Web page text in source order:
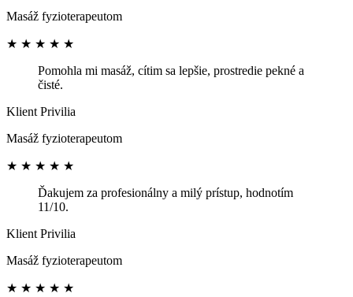
Masáž fyzioterapeutom
★ ★ ★ ★ ★
Pomohla mi masáž, cítim sa lepšie, prostredie pekné a
čisté.
Klient Privilia
Masáž fyzioterapeutom
★ ★ ★ ★ ★
Ďakujem za profesionálny a milý prístup, hodnotím
11/10.
Klient Privilia
Masáž fyzioterapeutom
★ ★ ★ ★ ★